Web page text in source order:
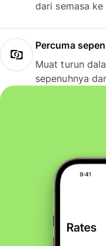
dari semasa ke
Percuma
Muat turun
sepenuhnya